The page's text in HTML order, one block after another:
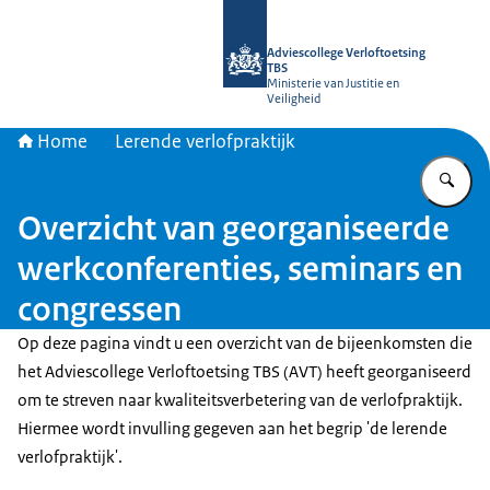
Adviescollege Verloftoetsing
TBS
Ministerie van Justitie en
Veiligheid
Home Lerende verlofpraktijk
Overzicht van georganiseerde
werkconferenties, seminars en
congressen
Op deze pagina vindt u een overzicht van de bijeenkomsten die
het Adviescollege Verloftoetsing TBS (AVT) heeft georganiseerd
om te streven naar kwaliteitsverbetering van de verlofpraktijk.
Hiermee wordt invulling gegeven aan het begrip 'de lerende
verlofpraktijk'.